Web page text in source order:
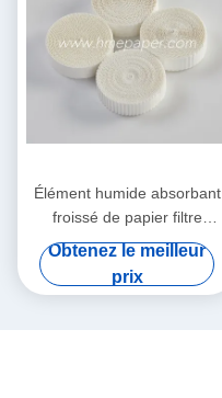
Élément humide absorbant
froissé de papier filtre
d'échangeur de la chaleur et
Obtenez le meilleur
prix